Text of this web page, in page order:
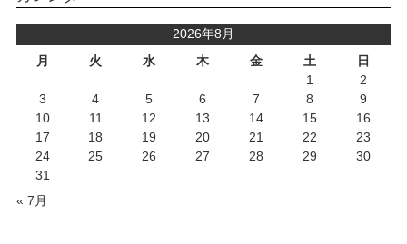
2026年8月
月
火 水 木 金 土 日
« 7月
1
2
3
4 5 6 7 8
9
10
11 12 13 14 15
16
17
18 19 20 21 22
23
24
25 26 27 28 29
30
31